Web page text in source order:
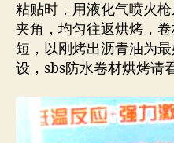
粘贴时，用液化气喷火
夹角，均匀往返烘烤，
短，以刚烤出沥青油为
设，sbs防水卷材烘烤请